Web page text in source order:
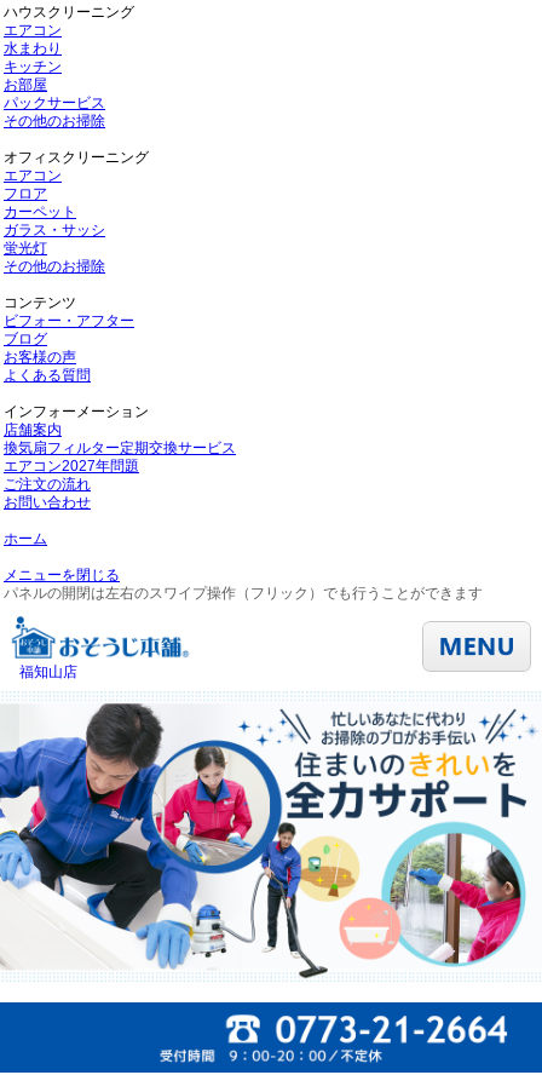
ハウスクリーニング
エアコン
水まわり
キッチン
お部屋
パックサービス
その他のお掃除
オフィスクリーニング
エアコン
フロア
カーペット
ガラス・サッシ
蛍光灯
その他のお掃除
コンテンツ
ビフォー・アフター
ブログ
お客様の声
よくある質問
インフォーメーション
店舗案内
換気扇フィルター定期交換サービス
エアコン2027年問題
ご注文の流れ
お問い合わせ
ホーム
メニューを閉じる
パネルの開閉は左右のスワイプ操作（フリック）でも行うことができます
福知山店